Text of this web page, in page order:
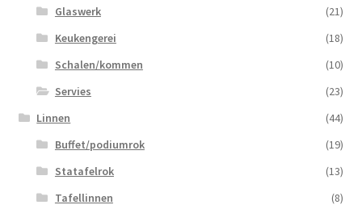
Glaswerk
(21)
Keukengerei
(18)
Schalen/kommen
(10)
Servies
(23)
Linnen
(44)
Buffet/podiumrok
(19)
Statafelrok
(13)
Tafellinnen
(8)